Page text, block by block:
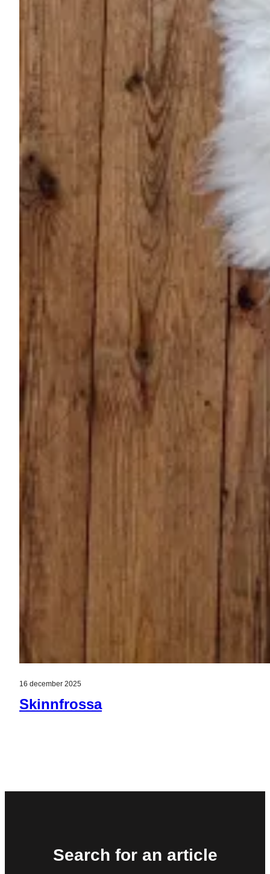
16 december 2025
Skinnfrossa
Search for an article